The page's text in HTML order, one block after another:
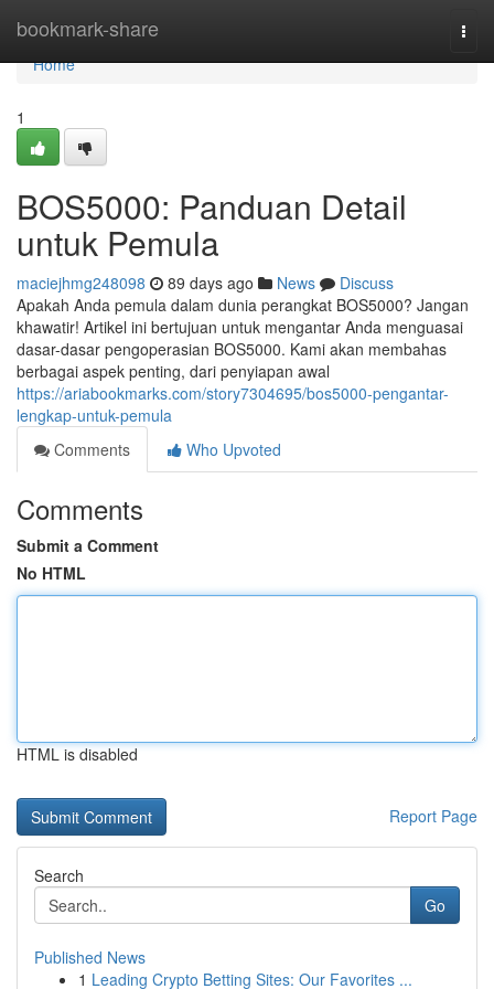
bookmark-share
Home
Home
1
BOS5000: Panduan Detail
untuk Pemula
maciejhmg248098 89 days ago News
Discuss
Apakah Anda pemula dalam dunia perangkat BOS5000? Jangan
khawatir! Artikel ini bertujuan untuk mengantar Anda menguasai
dasar-dasar pengoperasian BOS5000. Kami akan membahas
berbagai aspek penting, dari penyiapan awal
https://ariabookmarks.com/story7304695/bos5000-pengantar-
lengkap-untuk-pemula
Comments
Who Upvoted
Comments
Submit a Comment
No HTML
HTML is disabled
Report Page
Search
Go
Published News
1 Leading Crypto Betting Sites: Our Favorites ...